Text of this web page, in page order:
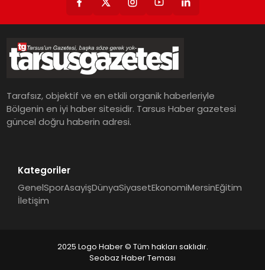
Tarafsız, objektif ve en etkili organik haberleriyle
Bölgenin en iyi haber sitesidir. Tarsus Haber gazetesi
güncel doğru haberin adresi.
Kategoriler
GenelSporAsayişDünyaSiyasetEkonomiMersinEğitim
İletişim
2025 Logo Haber © Tüm hakları saklıdır.
Seobaz Haber Teması